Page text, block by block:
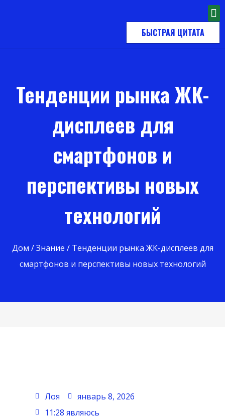
БЫСТРАЯ ЦИТАТА
Тенденции рынка ЖК-
дисплеев для
смартфонов и
перспективы новых
технологий
Дом /Знание / Тенденции рынка ЖК-дисплеев для
смартфонов и перспективы новых технологий
Лоя
январь 8, 2026
11:28 являюсь